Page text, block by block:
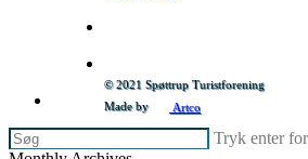
© 2021 Spøttrup Turistforening
Made by
Artco
facebook
Tryk enter